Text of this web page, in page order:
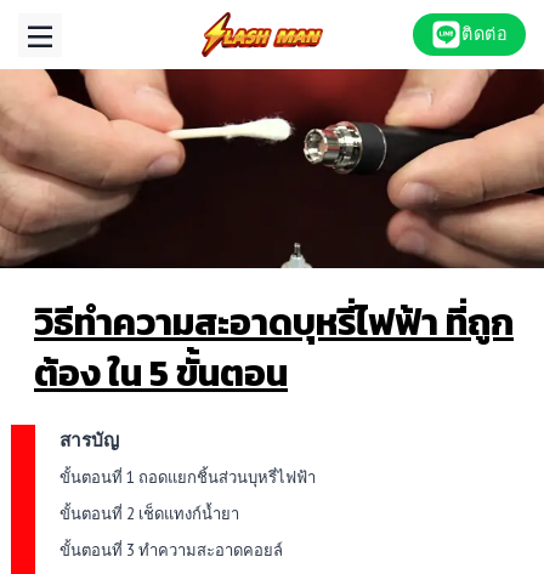
content
ติดต่อ
วิธีทำความสะอาดบุหรี่ไฟฟ้า ที่ถูก
ต้อง ใน 5 ขั้นตอน
สารบัญ
ขั้นตอนที่ 1 ถอดแยกชิ้นส่วนบุหรี่ไฟฟ้า
ขั้นตอนที่ 2 เช็ดแทงก์น้ำยา
ขั้นตอนที่ 3 ทำความสะอาดคอยล์